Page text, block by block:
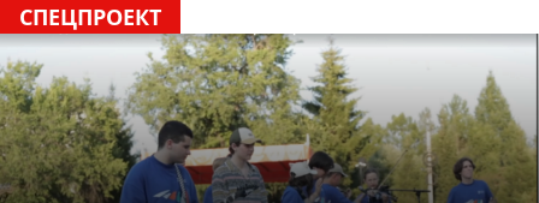
СПЕЦПРОЕКТ